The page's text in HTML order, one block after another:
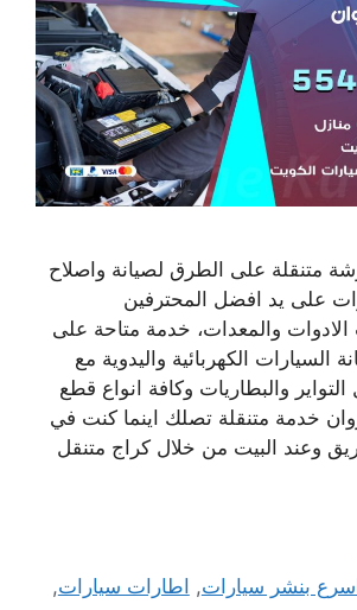
متنقلة على الطرق لصيانة واصلاح
على يد افضل المحترفين
والمعدات، خدمة متاحة على
السيارات الكهربائية واليدوية مع
والبطاريات وكافة انواع قطع
خدمة متنقلة تصلك اينما كنت في
وعند البيت من خلال كراج متنقل
بنشر سيارات, اطارات سيارات,